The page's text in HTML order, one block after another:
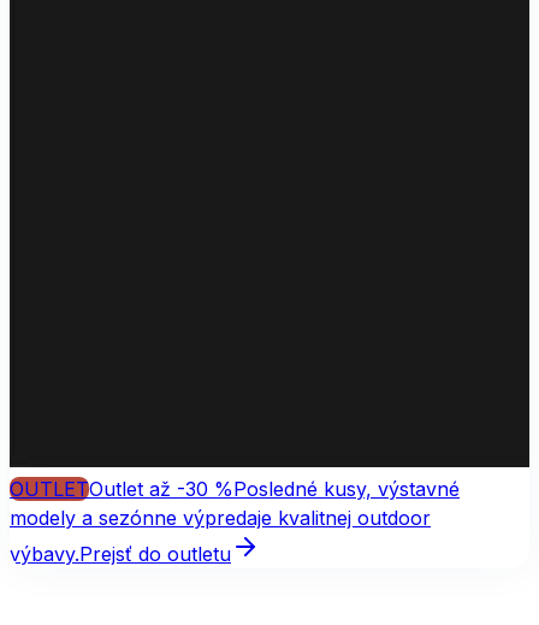
OUTLETOutlet až -30 %Posledné kusy, výstavné
modely a sezónne výpredaje kvalitnej outdoor
výbavy.Prejsť do outletu